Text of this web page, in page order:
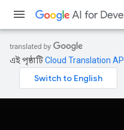
এই পৃষ্ঠাটিCloud Translation API